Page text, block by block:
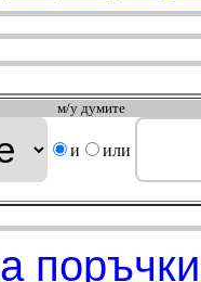
м/у думите
и или
поръчки